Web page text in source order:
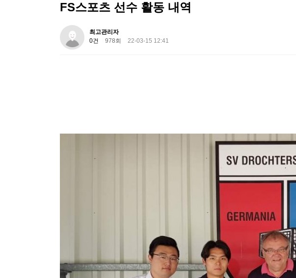
FS스포츠 선수 활동 내역
최고관리자
0건
978회 22-03-15 12:41